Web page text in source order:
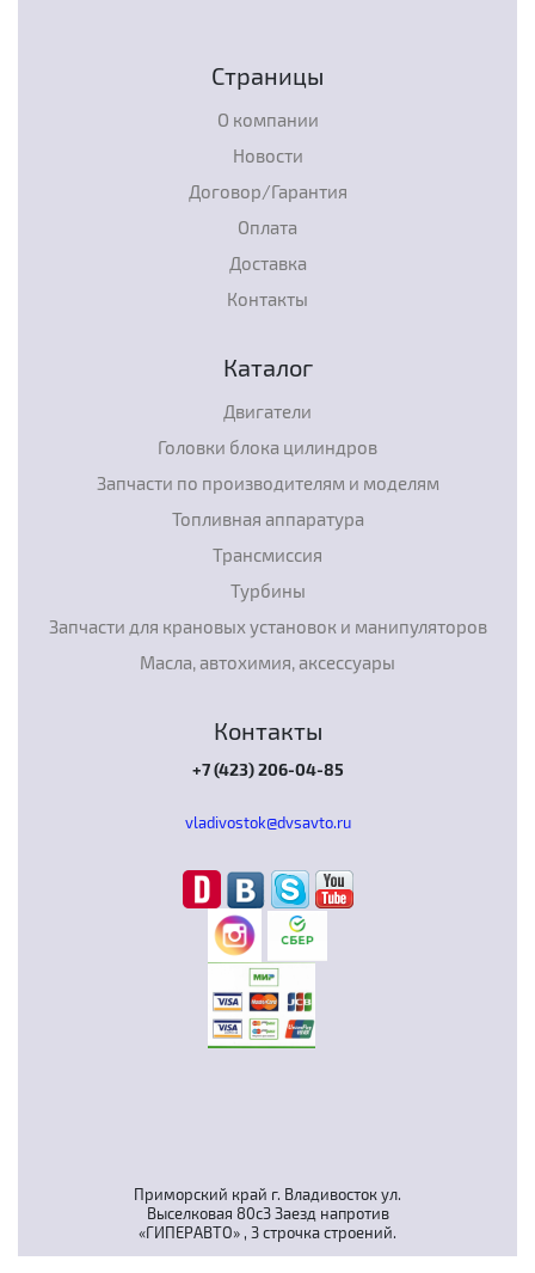
Приморский край г. Владивосток ул.
Выселковая 80с3 Заезд напротив
«ГИПЕРАВТО» , 3 строчка строений.
Страницы
О компании
Новости
Договор/Гарантия
Оплата
Доставка
Контакты
Каталог
Двигатели
Головки блока цилиндров
Запчасти по производителям и моделям
Топливная аппаратура
Трансмиссия
Турбины
Запчасти для крановых установок и манипуляторов
Масла, автохимия, аксессуары
Контакты
+7 (423) 206-04-85
vladivostok@dvsavto.ru